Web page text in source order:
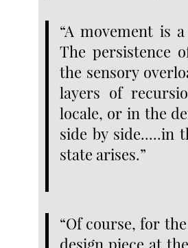
“A movement is
The persistence
the sensory
layers of
locale, or in the
side by side.....in
state arises.”
“Of course, for
design piece at